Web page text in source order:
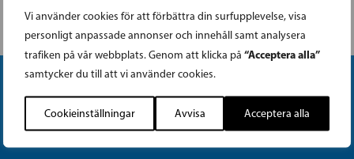
Vi använder cookies för att förbättra din surfupplevelse, visa
personligt anpassade annonser och innehåll samt analysera
trafiken på vår webbplats. Genom att klicka på “Acceptera alla”
samtycker du till att vi använder cookies.
Cookieinställningar Avvisa Acceptera alla